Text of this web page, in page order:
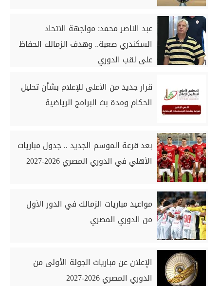
عبد الناصر محمد: مواجهة الاتحاد
السكندري صعبة.. وهدف الزمالك الحفاظ
على لقب الدوري
قرار جديد من الأعلى للإعلام بشأن تحليل
الحكام ومدة بث البرامج الرياضية
بعد قرعة الموسم الجديد .. جدول مباريات
الأهلي في الدوري المصري 2026-2027
مواعيد مباريات الزمالك في الدور الأول
من الدوري المصري
الإعلان عن مباريات الجولة الأولى من
الدوري المصري 2026-2027